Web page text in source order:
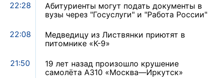
22:28
Абитуриенты могут подать документы в
вузы через "Госуслуги" и "Работа России"
22:08
Медведицу из Листвянки приютят в
питомнике «К-9»
21:50
19 лет назад произошло крушение
самолёта A310 «Москва—Иркутск»